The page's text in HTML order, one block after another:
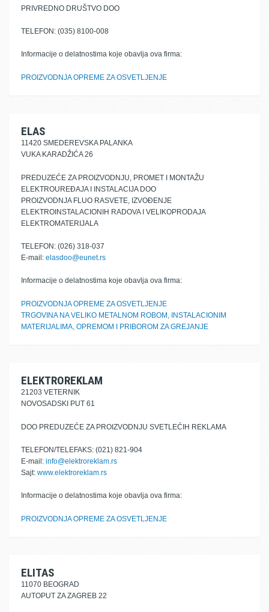
PRIVREDNO DRUŠTVO DOO
TELEFON: (035) 8100-008
Informacije o delatnostima koje obavlja ova firma:
PROIZVODNJA OPREME ZA OSVETLJENJE
ELAS
11420 SMEDEREVSKA PALANKA
VUKA KARADŽIĆA 26
PREDUZEĆE ZA PROIZVODNJU, PROMET I MONTAŽU
ELEKTROUREĐAJA I INSTALACIJA DOO
PROIZVODNJA FLUO RASVETE, IZVOĐENJE
ELEKTROINSTALACIONIH RADOVA I VELIKOPRODAJA
ELEKTROMATERIJALA
TELEFON: (026) 318-037
E-mail: elasdoo@eunet.rs
Informacije o delatnostima koje obavlja ova firma:
PROIZVODNJA OPREME ZA OSVETLJENJE
TRGOVINA NA VELIKO METALNOM ROBOM, INSTALACIONIM
MATERIJALIMA, OPREMOM I PRIBOROM ZA GREJANJE
ELEKTROREKLAM
21203 VETERNIK
NOVOSADSKI PUT 61
DOO PREDUZEĆE ZA PROIZVODNJU SVETLEĆIH REKLAMA
TELEFON/TELEFAKS: (021) 821-904
E-mail: info@elektroreklam.rs
Sajt: www.elektroreklam.rs
Informacije o delatnostima koje obavlja ova firma:
PROIZVODNJA OPREME ZA OSVETLJENJE
ELITAS
11070 BEOGRAD
AUTOPUT ZA ZAGREB 22